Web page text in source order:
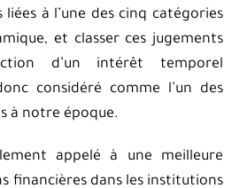
à l’une des cinq catégories
et classer ces jugements
d’un intérêt temporel
considéré comme l’un des
à notre époque.
appelé à une meilleure
financières dans les institutions